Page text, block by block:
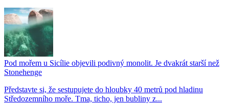
Pod mořem u Sicílie objevili podivný monolit. Je dvakrát starší než
Stonehenge
Představte si, že sestupujete do hloubky 40 metrů pod hladinu
Středozemního moře. Tma, ticho, jen bubliny z...